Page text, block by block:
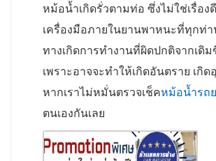
หม้อน้ำเกิดรั่วตามท่อ ซึ่งไม่ใช่เรื่องดี
เครื่องมือภายในยานพาหนะที่ทุกท่า
ทางเกิดการทำงานที่ผิดปกติจากเดิ
เพราะอาจจะทำให้เกิดอันตราย เกิด
หากเราไม่หมั่นตรวจเช็คหม้อน้ำรถ
ตนเองกันเลย